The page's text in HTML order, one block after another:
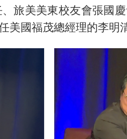
旅美美東校友會張國
國福茂總經理的李明